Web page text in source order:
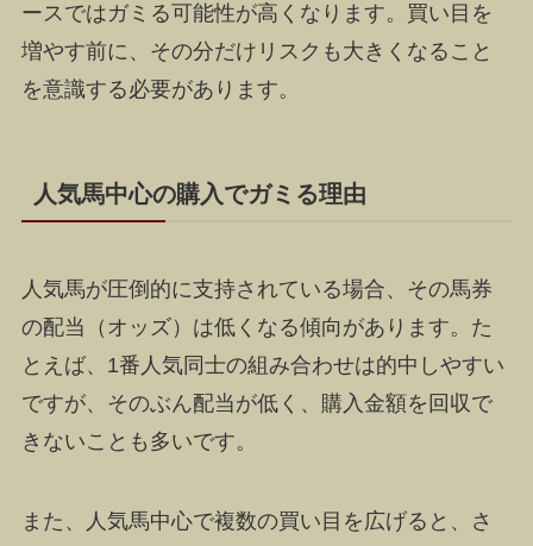
ースではガミる可能性が高くなります。買い目を
増やす前に、その分だけリスクも大きくなること
を意識する必要があります。
人気馬中心の購入でガミる理由
人気馬が圧倒的に支持されている場合、その馬券
の配当（オッズ）は低くなる傾向があります。た
とえば、1番人気同士の組み合わせは的中しやすい
ですが、そのぶん配当が低く、購入金額を回収で
きないことも多いです。
また、人気馬中心で複数の買い目を広げると、さ